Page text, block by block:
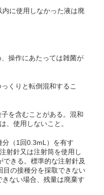
に使用しなかった液は廃
操作にあたっては雑菌が
くりと転倒混和するこ
を含むことがある。混和
、使用しないこと。
（1回0.3mL）を有す
射針又は注射筒を使用し
きる。標準的な注射針及
目の接種分を採取できない
ない場合、残量は廃棄す